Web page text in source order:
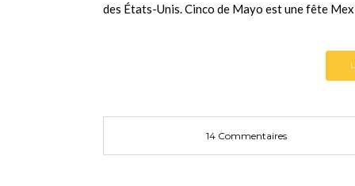
des États-Unis. Cinco de Mayo est une fête
14 Commentaires